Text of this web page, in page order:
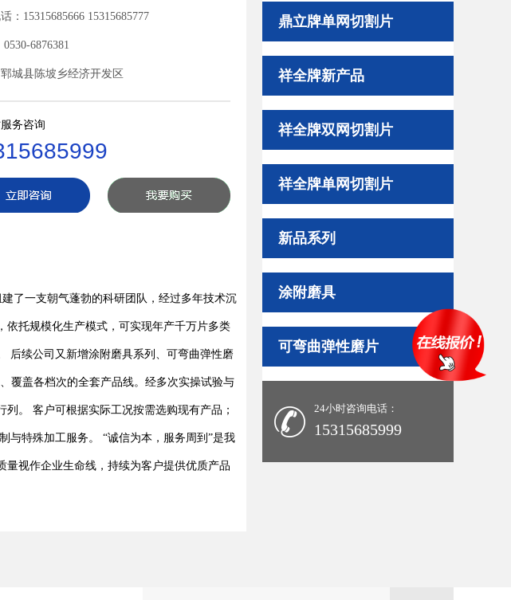
鼎立牌单网切割片
祥全牌新产品
祥全牌双网切割片
祥全牌单网切割片
新品系列
涂附磨具
可弯曲弹性磨片
24小时咨询电话：
15315685999
：15315685666 15315685777
6876381
城县陈坡乡经济开发区
务咨询
了一支朝气蓬勃的科研团队，经过多年技术沉
依托规模化生产模式，可实现年产千万片多类
后续公司又新增涂附磨具系列、可弯曲弹性磨
覆盖各档次的全套产品线。经多次实操试验与
。 客户可根据实际工况按需选购现有产品；
与特殊加工服务。 “诚信为本，服务周到”是我
视作企业生命线，持续为客户提供优质产品